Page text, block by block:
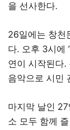
을 선사한다.
26일에는 창천
다. 오후 3시에
연이 시작된다.
음악으로 시민
마지막 날인
소 모두 함께